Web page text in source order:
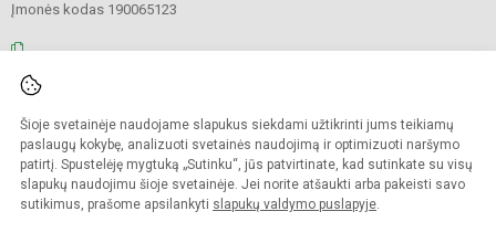
Šioje svetainėje naudojame slapukus siekdami užtikrinti jums teikiamų
paslaugų kokybę, analizuoti svetainės naudojimą ir optimizuoti naršymo
patirtį. Spustelėję mygtuką „Sutinku“, jūs patvirtinate, kad sutinkate su visų
slapukų naudojimu šioje svetainėje. Jei norite atšaukti arba pakeisti savo
sutikimus, prašome apsilankyti slapukų valdymo puslapyje.
Įmonės kodas 190065123
Kopijuoti turinį be raštiško mokyklos administracijos sutikimo griežtai
draudžiama.
Prieinamumo paraiška Slapukų valdymas
Sumanus būdas atnaujinti